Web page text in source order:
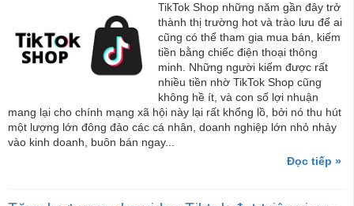
TikTok Shop những năm gần đây trở
thành thị trường hot và trào lưu để ai
cũng có thể tham gia mua bán, kiếm
tiền bằng chiếc điện thoại thông
minh. Những người kiếm được rất
nhiều tiền nhờ TikTok Shop cũng
không hề ít, và con số lợi nhuận
mang lại cho chính mạng xã hội này lại rất khổng lồ, bởi nó thu hút
một lượng lớn đông đảo các cá nhân, doanh nghiệp lớn nhỏ nhảy
vào kinh doanh, buôn bán ngay...
Đọc tiếp »